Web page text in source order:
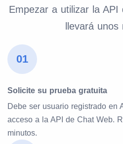
Empezar a utilizar la
llevará
01
Solicite su prueba gratuita
Debe ser usuario registrado en
acceso a la API de Chat Web.
minutos.